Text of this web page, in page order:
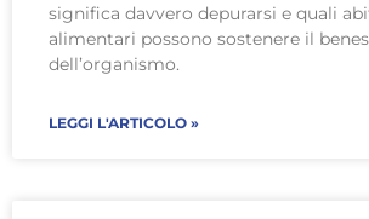
significa davvero depurarsi e quali
alimentari possono sostenere il
dell’organismo.
LEGGI L'ARTICOLO »